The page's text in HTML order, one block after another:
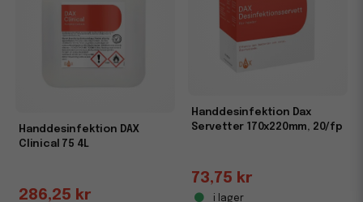
Handdesinfektion DAX
Clinical 75 4L
286,25 kr
Handdesinfektion Dax
Servetter 170x220mm, 20/fp
73,75 kr
i lager